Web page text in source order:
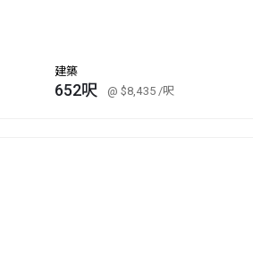
建築
652呎 @ $8,435 /呎